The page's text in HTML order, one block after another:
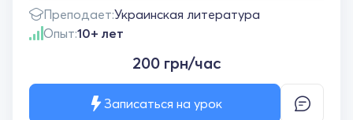
Преподает:Украинская литература
Опыт:10+ лет
200 грн/час
Записаться на урок